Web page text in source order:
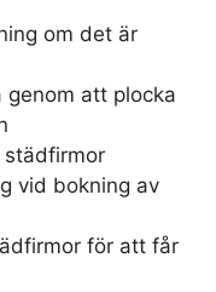
om det är
genom att plocka
städfirmor
vid bokning av
för att får